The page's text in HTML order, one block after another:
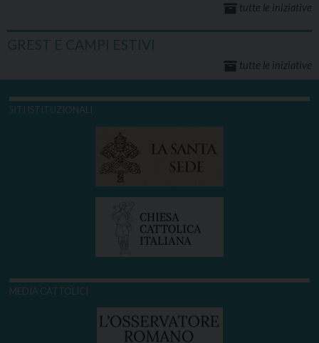
tutte le iniziative
GREST E CAMPI ESTIVI
tutte le iniziative
SITI ISTITUZIONALI
MEDIA CATTOLICI